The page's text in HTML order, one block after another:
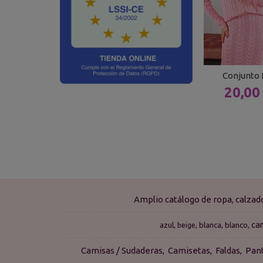
Conjunto
20,00
Amplio catálogo de ropa,
azul beige blanca blanco
Camisas / Sudaderas Camisetas Faldas